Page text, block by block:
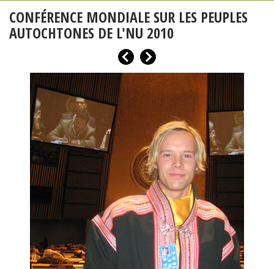
CONFÉRENCE MONDIALE SUR LES PEUPLES
AUTOCHTONES DE L'NU 2010